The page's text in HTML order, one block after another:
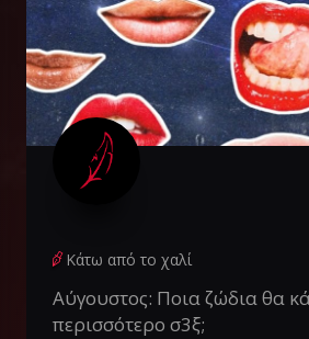
Κάτω από το χαλί
Αύγουστος: Ποια ζώδια θα
περισσότερο σ3ξ;